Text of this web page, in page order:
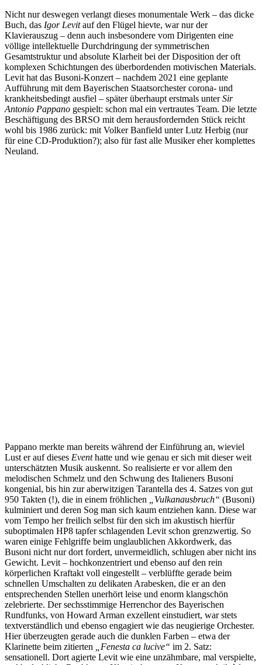
Nicht nur deswegen verlangt dieses monumentale Werk – das dicke
Buch, das Igor Levitauf den Flügel hievte, war nur der
Klavierauszug – denn auch insbesondere vom Dirigenten eine
völlige intellektuelle Durchdringung der symmetrischen
Gesamtstruktur und absolute Klarheit bei der Disposition der oft
komplexen Schichtungen des überbordenden motivischen Materials.
Levit hat das Busoni-Konzert – nachdem 2021 eine geplante
Aufführung mit dem Bayerischen Staatsorchester corona- und
krankheitsbedingt ausfiel – später überhaupt erstmals unterSir
Antonio Pappano gespielt: schon mal ein vertrautes Team. Die letzte
Beschäftigung des BRSO mit dem herausfordernden Stück reicht
wohl bis 1986 zurück: mit Volker Banfield unter Lutz Herbig (nur
für eine CD-Produktion?); also für fast alle Musiker eher komplettes
Neuland.
Pappano merkte man bereits während der Einführung an, wieviel
Lust er auf dieses Eventhatte und wie genau er sich mit dieser weit
unterschätzten Musik auskennt. So realisierte er vor allem den
melodischen Schmelz und den Schwung des Italieners Busoni
kongenial, bis hin zur aberwitzigen Tarantella des 4. Satzes von gut
950 Takten (!), die in einem fröhlichen
„Vulkanausbruch“ (Busoni)
kulminiert und deren Sog man sich kaum entziehen kann. Diese war
vom Tempo her freilich selbst für den sich im akustisch hierfür
suboptimalen HP8 tapfer schlagenden Levit schon grenzwertig. So
waren einige Fehlgriffe beim unglaublichen Akkordwerk, das
Busoni nicht nur dort fordert, unvermeidlich, schlugen aber nicht ins
Gewicht. Levit – hochkonzentriert und ebenso auf den rein
körperlichen Kraftakt voll eingestellt – verblüffte gerade beim
schnellen Umschalten zu delikaten Arabesken, die er an den
entsprechenden Stellen unerhört leise und enorm klangschön
zelebrierte. Der sechsstimmige Herrenchor des Bayerischen
Rundfunks, von Howard Arman exzellent einstudiert, war stets
textverständlich und ebenso engagiert wie das neugierige Orchester.
Hier überzeugten gerade auch die dunklen Farben – etwa der
Klarinette beim zitierten
„Fenesta ca lucive“ im 2. Satz:
sensationell. Dort agierte Levit wie eine unzähmbare, mal verspielte,